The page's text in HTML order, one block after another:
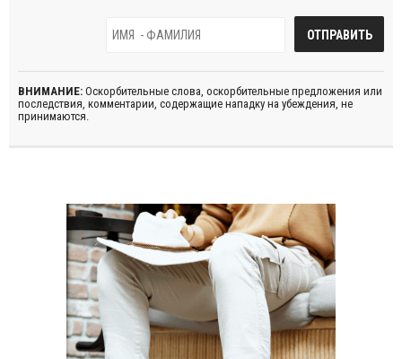
ВНИМАНИЕ: Оскорбительные слова, оскорбительные предложения или
последствия, комментарии, содержащие нападку на убеждения, не
принимаются.